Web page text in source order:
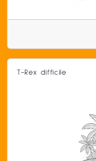
T-Rex difficile